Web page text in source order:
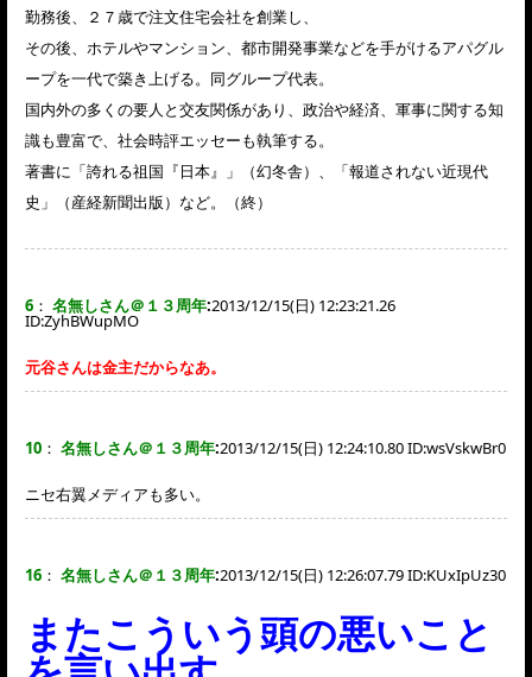
勤務後、２７歳で注文住宅会社を創業し、
その後、ホテルやマンション、都市開発事業などを手がけるアパグル
ープを一代で築き上げる。同グループ代表。
国内外の多くの要人と交友関係があり、政治や経済、軍事に関する知
識も豊富で、社会時評エッセーも執筆する。
著書に「誇れる祖国『日本』」（幻冬舎）、「報道されない近現代
史」（産経新聞出版）など。（終）
6 ： 名無しさん＠１３周年:2013/12/15(日) 12:23:21.26
ID:ZyhBWupMO
元谷さんは金主だからなあ。
10 ： 名無しさん＠１３周年:2013/12/15(日) 12:24:10.80 ID:wsVskwBr0
ニセ右翼メディアも多い。
16 ： 名無しさん＠１３周年:2013/12/15(日) 12:26:07.79 ID:KUxIpUz30
またこういう頭の悪いこと